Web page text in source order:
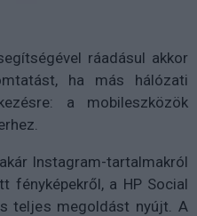
ráadásul akkor
ha más hálózati
a mobileszközök
Instagram-tartalmakról
fényképekről, a HP Social
teljes megoldást nyújt. A